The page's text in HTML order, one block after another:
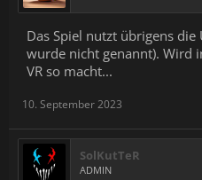
Das Spiel nutzt übrigens die
wurde nicht genannt). Wird
VR so macht...
10. September 2023
SolKutTeR
ADMIN